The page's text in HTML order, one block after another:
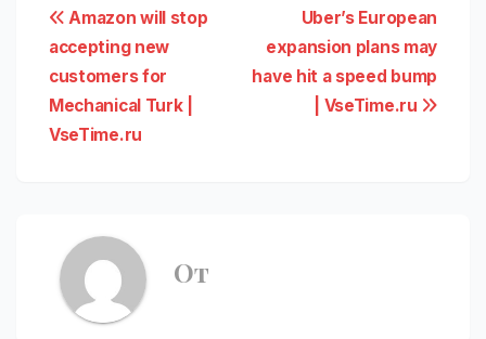
Навигация
по
записям
Uber’s European
expansion plans may
have hit a speed bump
| VseTime.ru
Amazon will stop
accepting new
customers for
Mechanical Turk |
VseTime.ru
От